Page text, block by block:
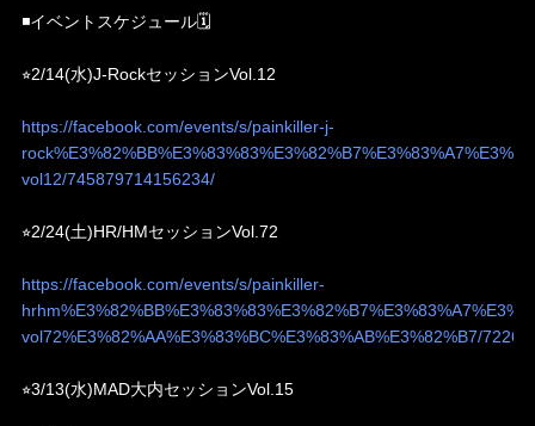
◾️イベントスケジュール🗓️
⭐︎2/14(水)J-RockセッションVol.12
https://facebook.com/events/s/painkiller-j-
vol12/745879714156234/
⭐︎2/24(土)HR/HMセッションVol.72
https://facebook.com/events/s/painkiller-
vol72%E3%82%AA%E3%83%BC%E3%83%AB%E3%82%B7/
⭐︎3/13(水)MAD大内セッションVol.15